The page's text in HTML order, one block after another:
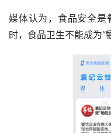
媒体认为，食品安全是
时，食品卫生不能成为“